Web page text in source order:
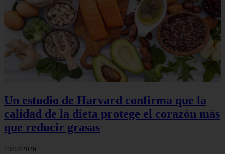
Un estudio de Harvard confirma que la
calidad de la dieta protege el corazón más
que reducir grasas
13/02/2026